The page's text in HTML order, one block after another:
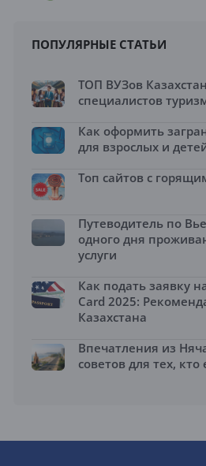
ПОПУЛЯРНЫЕ СТАТЬИ
ТОП ВУЗов
специалистов
Как оформить
для взрослых и
Топ сайтов с
Путеводитель по
одного дня
услуги
Как подать заявку
Card 2025:
Казахстана
Впечатления из
советов для тех,